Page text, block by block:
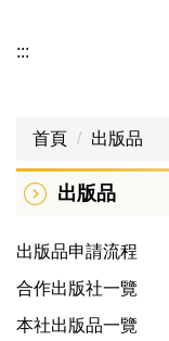
:::
首頁 出版品
出版品
出版品申請流程
合作出版社一覽
本社出版品一覽